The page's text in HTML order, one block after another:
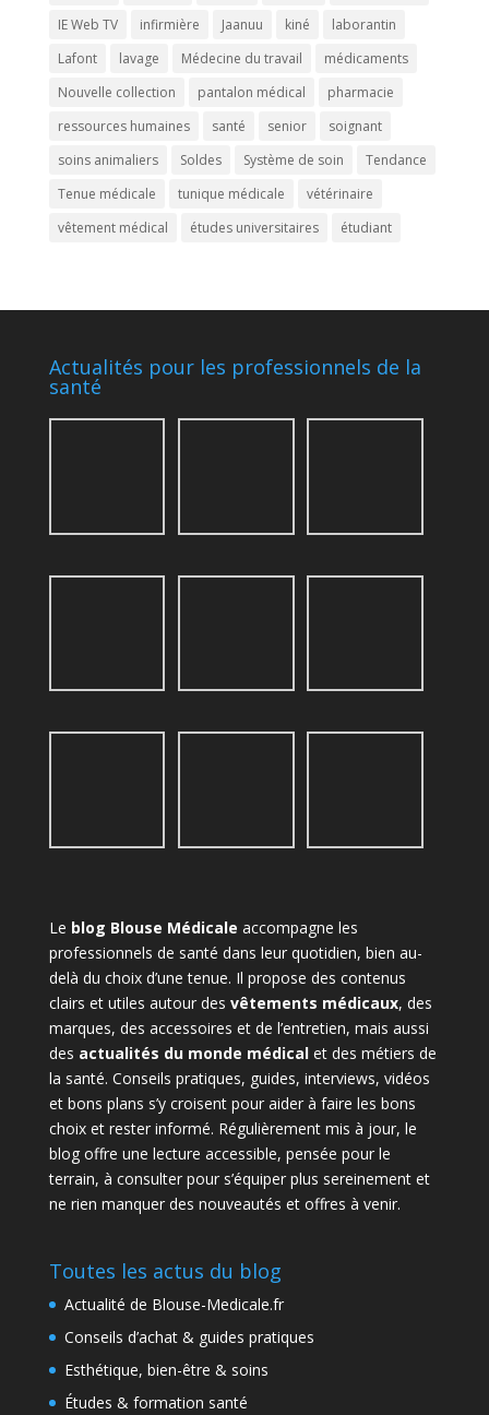
IE Web TV
infirmière Jaanuu kiné
laborantin
Lafont
lavage Médecine du travail
médicaments
Nouvelle collection
pantalon médical
pharmacie
ressources humaines
santé senior
soignant
soins animaliers
Soldes Système de soin
Tendance
Tenue médicale
tunique médicale
vétérinaire
vêtement médical
études universitaires étudiant
Actualités pour les professionnels de la
santé
Le blog Blouse Médicale accompagne les
professionnels de santé dans leur quotidien, bien au-
delà du choix d’une tenue. Il propose des contenus
clairs et utiles autour des vêtements médicaux, des
marques, des accessoires et de l’entretien, mais aussi
des actualités du monde médicalet des métiers de
la santé. Conseils pratiques, guides, interviews, vidéos
et bons plans s’y croisent pour aider à faire les bons
choix et rester informé. Régulièrement mis à jour, le
blog offre une lecture accessible, pensée pour le
terrain, à consulter pour s’équiper plus sereinement et
ne rien manquer des nouveautés et offres à venir.
Toutes les actus du blog
Actualité de Blouse-Medicale.fr
Conseils d’achat & guides pratiques
Esthétique, bien-être & soins
Études & formation santé